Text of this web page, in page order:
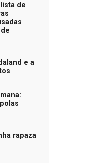
de
e a
rapaza